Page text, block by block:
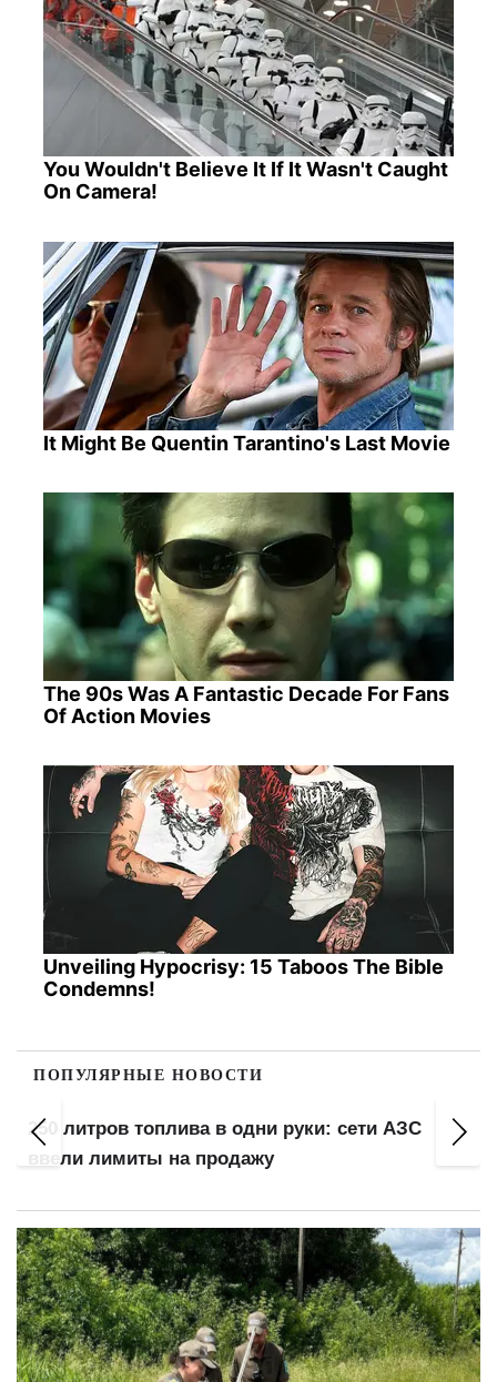
You Wouldn't Believe It If It Wasn't Caught
On Camera!
It Might Be Quentin Tarantino's Last Movie
The 90s Was A Fantastic Decade For Fans
Of Action Movies
Unveiling Hypocrisy: 15 Taboos The Bible
Condemns!
ПОПУЛЯРНЫЕ НОВОСТИ
250 литров топлива в одни руки: сети АЗС
ввели лимиты на продажу